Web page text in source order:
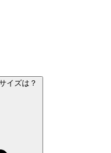
イズは？